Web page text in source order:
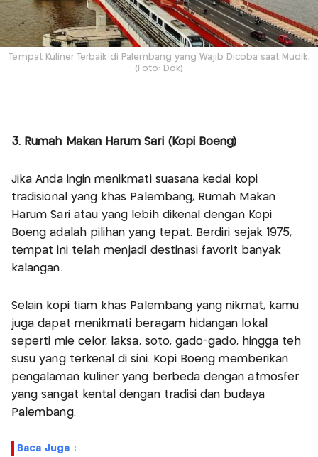
Tempat Kuliner Terbaik di Palembang yang Wajib Dicoba saat Mudik,
(Foto: Dok)
3. Rumah Makan Harum Sari (Kopi Boeng)
Jika Anda ingin menikmati suasana kedai kopi
tradisional yang khas Palembang, Rumah Makan
Harum Sari atau yang lebih dikenal dengan Kopi
Boeng adalah pilihan yang tepat. Berdiri sejak 1975,
tempat ini telah menjadi destinasi favorit banyak
kalangan.
Selain kopi tiam khas Palembang yang nikmat, kamu
juga dapat menikmati beragam hidangan lokal
seperti mie celor, laksa, soto, gado-gado, hingga teh
susu yang terkenal di sini. Kopi Boeng memberikan
pengalaman kuliner yang berbeda dengan atmosfer
yang sangat kental dengan tradisi dan budaya
Palembang.
Baca Juga :